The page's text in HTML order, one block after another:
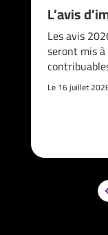
L’avis
Les avis
seront mis
Le 16 juillet